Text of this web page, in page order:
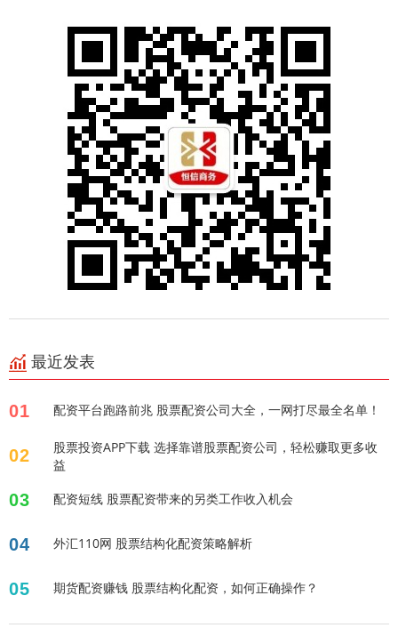
最近发表
01 配资平台跑路前兆 股票配资公司大全，一网打尽最全名单！
02
股票投资APP下载 选择靠谱股票配资公司，轻松赚取更多收
益
03 配资短线 股票配资带来的另类工作收入机会
04 外汇110网 股票结构化配资策略解析
05 期货配资赚钱 股票结构化配资，如何正确操作？